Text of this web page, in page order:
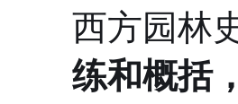
西方园林
练和概括